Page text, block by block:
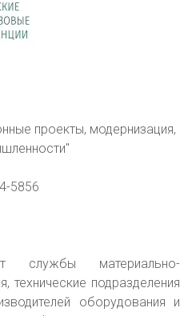
проекты, модернизация,
5856
службы материально-
технические подразделения
оборудования и